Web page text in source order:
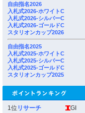
自由指名2026
入札式2026-ホワイトC
入札式2026-シルバーC
入札式2026-ゴールドC
スタリオンカップ2026
自由指名2025
入札式2025-ホワイトC
入札式2025-シルバーC
入札式2025-ゴールドC
スタリオンカップ2025
1位 リサーチ
GI